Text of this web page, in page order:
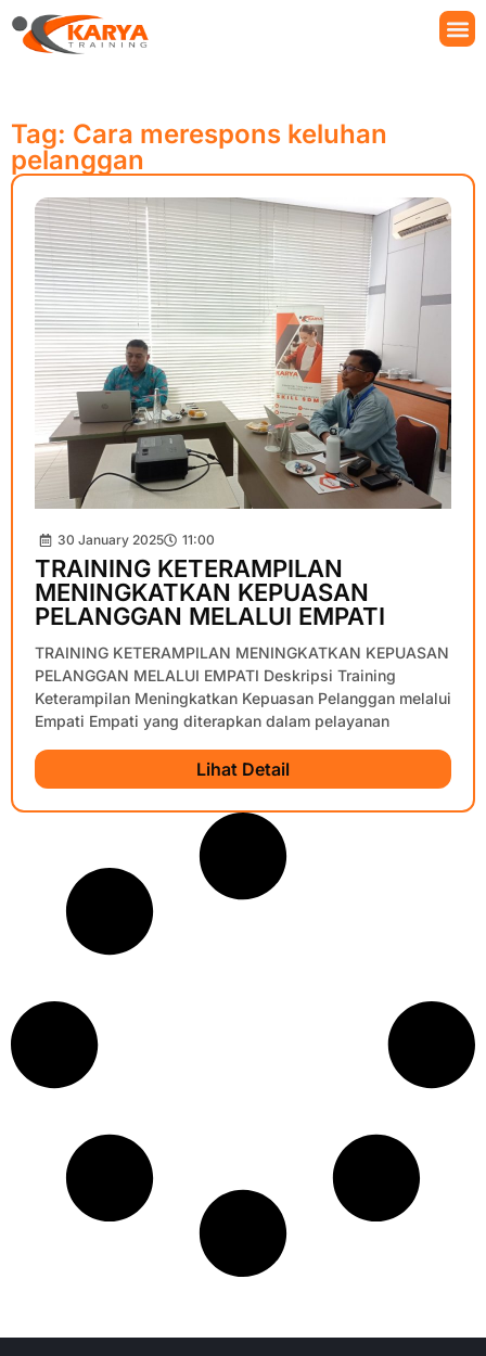
Tag: Cara merespons keluhan
pelanggan
30 January 2025 11:00
TRAINING KETERAMPILAN
MENINGKATKAN KEPUASAN
PELANGGAN MELALUI EMPATI
TRAINING KETERAMPILAN MENINGKATKAN KEPUASAN
PELANGGAN MELALUI EMPATI Deskripsi Training
Keterampilan Meningkatkan Kepuasan Pelanggan melalui
Empati Empati yang diterapkan dalam pelayanan
Lihat Detail